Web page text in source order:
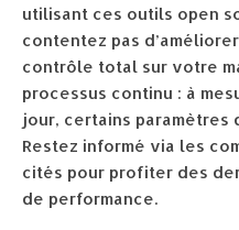
utilisant ces outils open
contentez pas
contrôle total sur votre
processus continu : à
jour, certains
Restez informé via les
cités pour profiter des
de performance.